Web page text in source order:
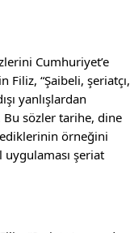
Cumhuriyet’e
Filiz, “Şaibeli, şeriatçı,
yanlışlardan
Bu sözler tarihe, dine
örneğini
şeriat